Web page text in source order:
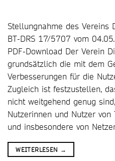
Stellungnahme des Vereins
BT-DRS 17/5707 vom
PDF-Download Der Verein
grundsätzlich die mit dem
Verbesserungen für die
Zugleich ist festzustellen,
nicht weitgehend genug
Nutzerinnen und Nutzer von
und insbesondere von
WEITERLESEN →